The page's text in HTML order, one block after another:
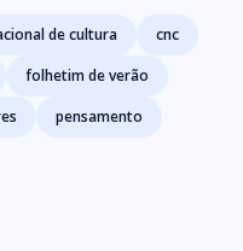
de cultura
cnc
folhetim de verão
pensamento